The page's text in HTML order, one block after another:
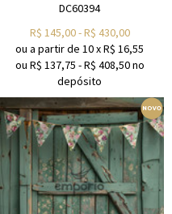
DC60394
R$ 145,00-R$ 430,00
ou a partir de 10xR$ 16,55
ou R$ 137,75 -R$ 408,50no
depósito